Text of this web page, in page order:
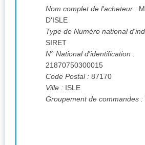
Nom complet de l'acheteur :
D'ISLE
Type de Numéro national
SIRET
N° National d'identification :
21870750300015
Code Postal : 87170
Ville : ISLE
Groupement de commandes :